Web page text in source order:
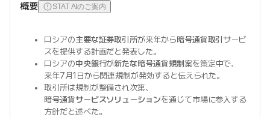
概要 STAT AIのご案内
ロシアの主要な証券取引所が来年から暗号通貨取引 サービ
スを提供する計画だと発表した。
ロシアの中央銀行が新たな暗号通貨規制案を策定中で、
来年7月1日から関連規制が発効すると伝えられた。
取引所は規制が整備され次第、
暗号通貨サービスソリューションを通じて市場に参入する
方針だと述べた。